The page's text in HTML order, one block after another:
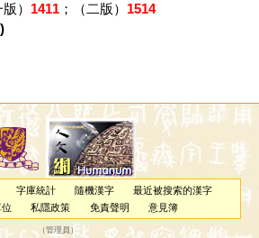
） 1411；（二版） 1514
字庫統計 隨機漢字
最近被搜索的漢字
私隱政策 免責聲明 意見簿
（管理員 ）